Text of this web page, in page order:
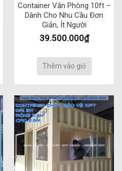
Container Văn Phòng 10ft –
Dành Cho Nhu Cầu Đơn
Giản, Ít Người
39.500.000₫
Thêm vào giỏ